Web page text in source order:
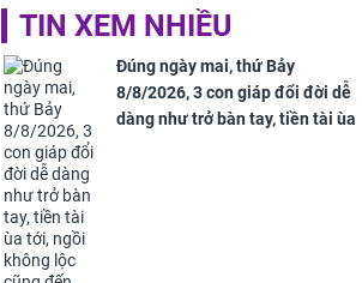
nấm sợi dai này, cơ thể
sẽ nhận được 4 lợi ích
bất ngờ!
TIN XEM NHIỀU
Đúng ngày mai, thứ Bảy
8/8/2026, 3 con giáp đổi đời dễ
dàng như trở bàn tay, tiền tài ùa